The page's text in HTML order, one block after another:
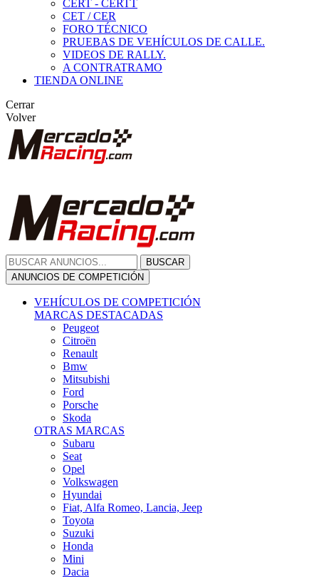
CERT - CERTT
CET / CER
FORO TÉCNICO
PRUEBAS DE VEHÍCULOS DE CALLE.
VIDEOS DE RALLY.
A CONTRATRAMO
TIENDA ONLINE
Cerrar
Volver
BUSCAR
ANUNCIOS DE COMPETICIÓN
VEHÍCULOS DE COMPETICIÓN
MARCAS DESTACADAS
Peugeot
Citroën
Renault
Bmw
Mitsubishi
Ford
Porsche
Skoda
OTRAS MARCAS
Subaru
Seat
Opel
Volkswagen
Hyundai
Fiat, Alfa Romeo, Lancia, Jeep
Toyota
Suzuki
Honda
Mini
Dacia
Audi